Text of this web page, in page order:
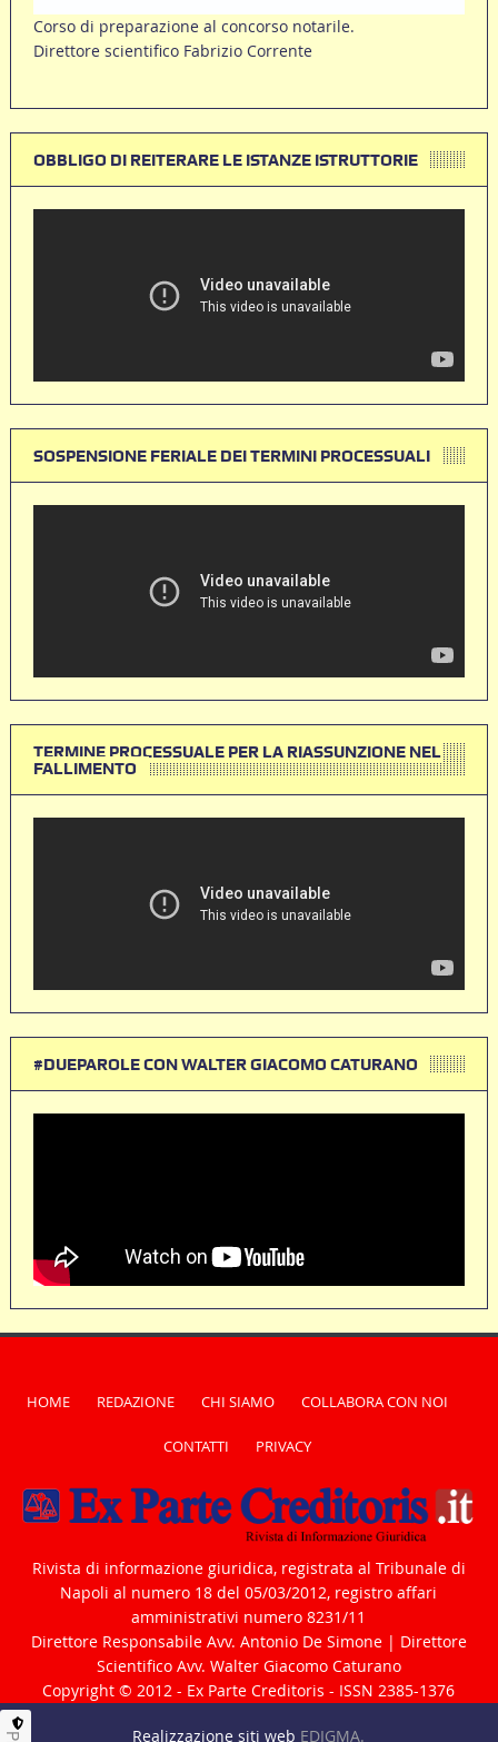
Corso di preparazione al concorso notarile.
Direttore scientifico Fabrizio Corrente
OBBLIGO DI REITERARE LE ISTANZE ISTRUTTORIE
SOSPENSIONE FERIALE DEI TERMINI PROCESSUALI
TERMINE PROCESSUALE PER LA RIASSUNZIONE NEL
FALLIMENTO
#DUEPAROLE CON WALTER GIACOMO CATURANO
HOME REDAZIONE CHI SIAMO COLLABORA CON NOI
CONTATTI PRIVACY
Rivista di informazione giuridica, registrata al Tribunale di
Napoli al numero 18 del 05/03/2012, registro affari
amministrativi numero 8231/11
Direttore Responsabile Avv. Antonio De Simone | Direttore
Scientifico Avv. Walter Giacomo Caturano
Copyright © 2012 - Ex Parte Creditoris - ISSN 2385-1376
Realizzazione siti web EDIGMA.